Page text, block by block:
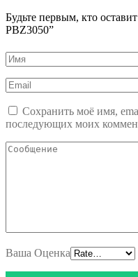
Будьте первым, кто
PBZ3050”
Сохранить моё имя,
последующих моих
Ваша Оценка